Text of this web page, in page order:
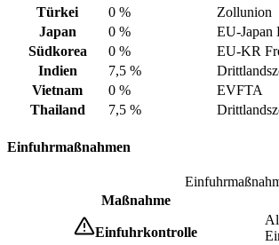
Türkei 0 %
Zollunion
Japan
0 %
EU-Japan
Südkorea
0 %
EU-KR
Indien
7,5 %
Vietnam
0 %
EVFTA
Thailand
7,5 %
Einfuhrmaßnahmen
Maßnahme
Einfuhrkontrolle